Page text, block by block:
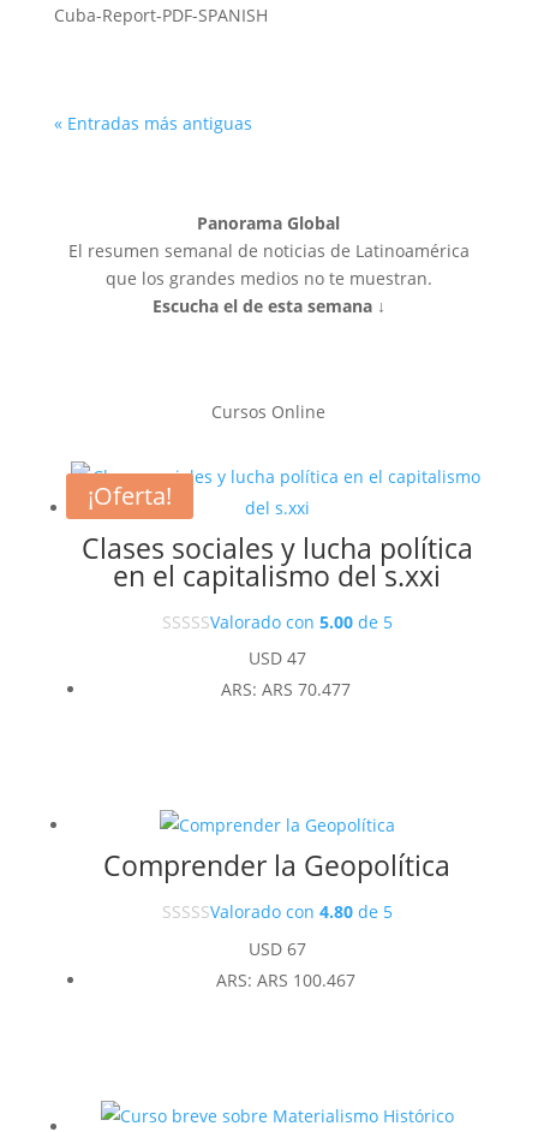
Cuba-Report-PDF-SPANISH
« Entradas más antiguas
Panorama Global
El resumen semanal de noticias de Latinoamérica
que los grandes medios no te muestran.
Escucha el de esta semana ↓
Cursos Online
Clases sociales y lucha política
en el capitalismo del s.xxi
Valorado con 5.00de 5
USD47
ARS: ARS 70.477
Comprender la Geopolítica
Valorado con 4.80de 5
USD67
ARS: ARS 100.467
¡Oferta!